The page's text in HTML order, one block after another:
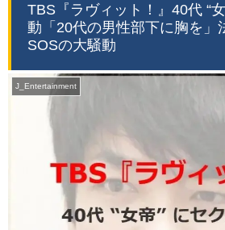
TBS『ラヴィット！』40代 “
動「20代の男性部下に胸を」
SOSの大騒動
J_Entertainment